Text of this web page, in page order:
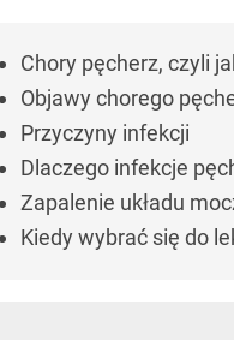
Chory pęcherz, czyli
Objawy chorego
Przyczyny infekcji
Dlaczego infekcje
Zapalenie układu
Kiedy wybrać się do